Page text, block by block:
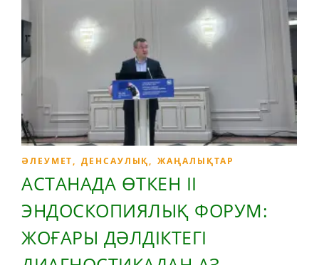
ӘЛЕУМЕТ, ДЕНСАУЛЫҚ, ЖАҢАЛЫҚТАР
АСТАНАДА ӨТКЕН ІІ
ЭНДОСКОПИЯЛЫҚ ФОРУМ:
ЖОҒАРЫ ДӘЛДІКТЕГІ